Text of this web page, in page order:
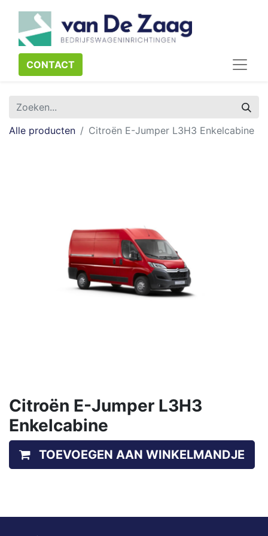
CONTACT​​​​
Alle producten Citroën E-Jumper L3H3 Enkelcabine
Citroën E-Jumper L3H3
Enkelcabine
TOEVOEGEN AAN WINKELMANDJE